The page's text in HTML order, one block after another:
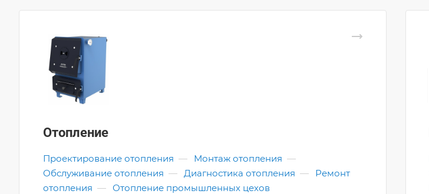
Отопление
Проектирование отопления — Монтаж отопления —
Обслуживание отопления — Диагностика отопления —
Ремонт
отопления — Отопление промышленных цехов